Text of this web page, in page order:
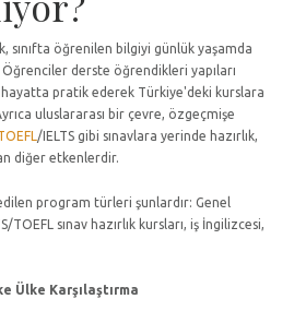
sınıfta öğrenilen bilgiyi günlük yaşamda
derste öğrendikleri yapıları
pratik ederek Türkiye'deki kurslara
uluslararası bir çevre, özgeçmişe
/IELTS gibi sınavlara yerinde hazırlık,
diğer etkenlerdir.
program türleri şunlardır: Genel
sınav hazırlık kursları, iş İngilizcesi,
Ülke Karşılaştırma